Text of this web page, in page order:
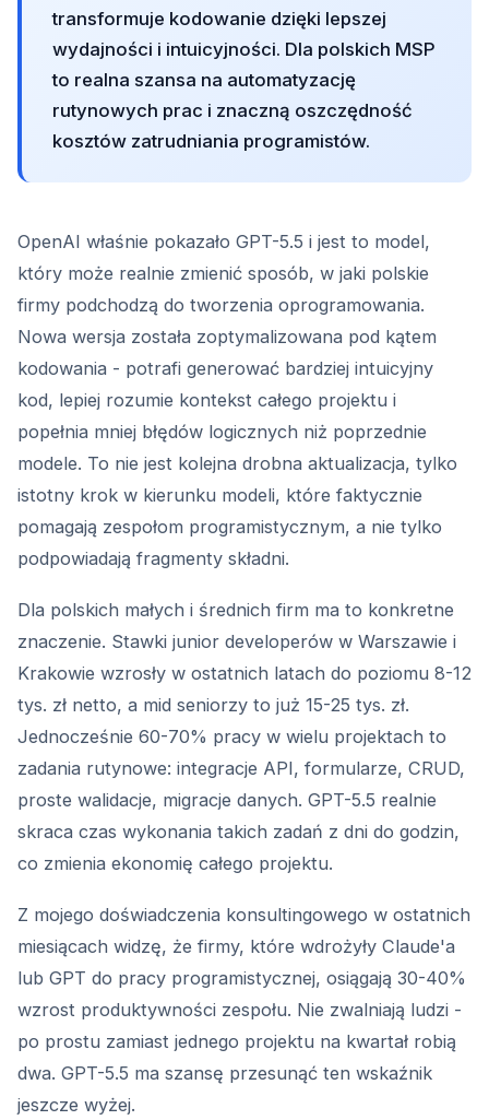
transformuje kodowanie dzięki lepszej
wydajności i intuicyjności. Dla polskich MSP
to realna szansa na automatyzację
rutynowych prac i znaczną oszczędność
kosztów zatrudniania programistów.
OpenAI właśnie pokazało GPT-5.5 i jest to model,
który może realnie zmienić sposób, w jaki polskie
firmy podchodzą do tworzenia oprogramowania.
Nowa wersja została zoptymalizowana pod kątem
kodowania - potrafi generować bardziej intuicyjny
kod, lepiej rozumie kontekst całego projektu i
popełnia mniej błędów logicznych niż poprzednie
modele. To nie jest kolejna drobna aktualizacja, tylko
istotny krok w kierunku modeli, które faktycznie
pomagają zespołom programistycznym, a nie tylko
podpowiadają fragmenty składni.
Dla polskich małych i średnich firm ma to konkretne
znaczenie. Stawki junior developerów w Warszawie i
Krakowie wzrosły w ostatnich latach do poziomu 8-12
tys. zł netto, a mid seniorzy to już 15-25 tys. zł.
Jednocześnie 60-70% pracy w wielu projektach to
zadania rutynowe: integracje API, formularze, CRUD,
proste walidacje, migracje danych. GPT-5.5 realnie
skraca czas wykonania takich zadań z dni do godzin,
co zmienia ekonomię całego projektu.
Z mojego doświadczenia konsultingowego w ostatnich
miesiącach widzę, że firmy, które wdrożyły Claude'a
lub GPT do pracy programistycznej, osiągają 30-40%
wzrost produktywności zespołu. Nie zwalniają ludzi -
po prostu zamiast jednego projektu na kwartał robią
dwa. GPT-5.5 ma szansę przesunąć ten wskaźnik
jeszcze wyżej.